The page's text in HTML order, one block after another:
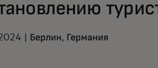
| Берлин, Германия